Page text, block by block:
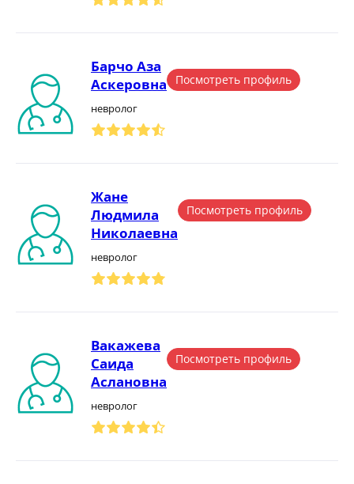
Барчо Аза
Аскеровна
невролог
Посмотреть профиль
Жане
Людмила
Николаевна
невролог
Посмотреть профиль
Вакажева
Саида
Аслановна
невролог
Посмотреть профиль